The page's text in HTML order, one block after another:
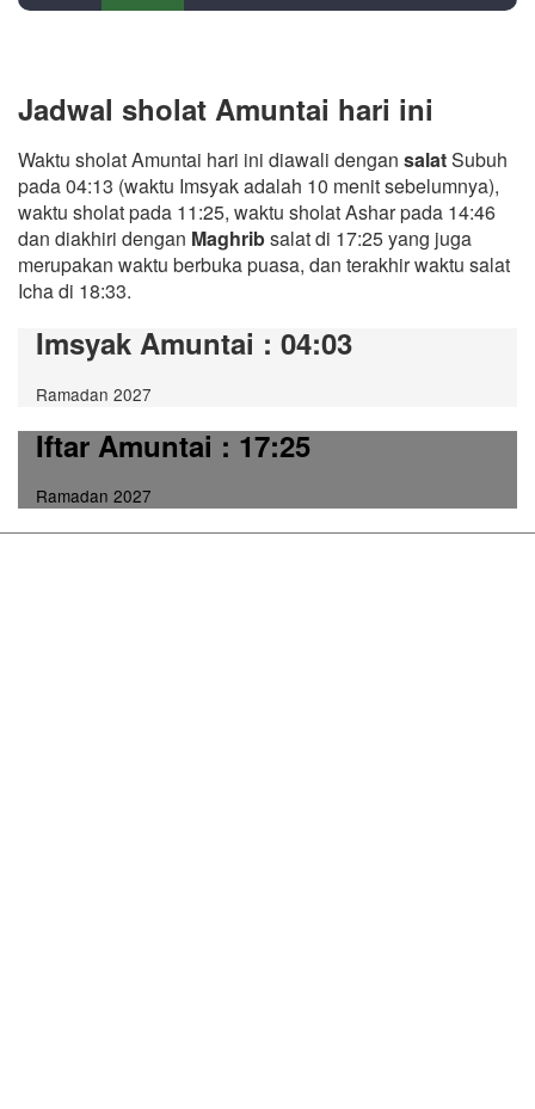
Jadwal sholat Amuntai hari ini
Waktu sholat Amuntai hari ini diawali dengan salatSubuh
pada 04:13 (waktu Imsyak adalah 10 menit sebelumnya),
waktu sholat pada 11:25, waktu sholat Ashar pada 14:46
dan diakhiri dengan Maghribsalat di 17:25 yang juga
merupakan waktu berbuka puasa, dan terakhir waktu salat
Icha di 18:33.
Imsyak Amuntai : 04:03
Ramadan 2027
Iftar Amuntai: 17:25
Ramadan 2027